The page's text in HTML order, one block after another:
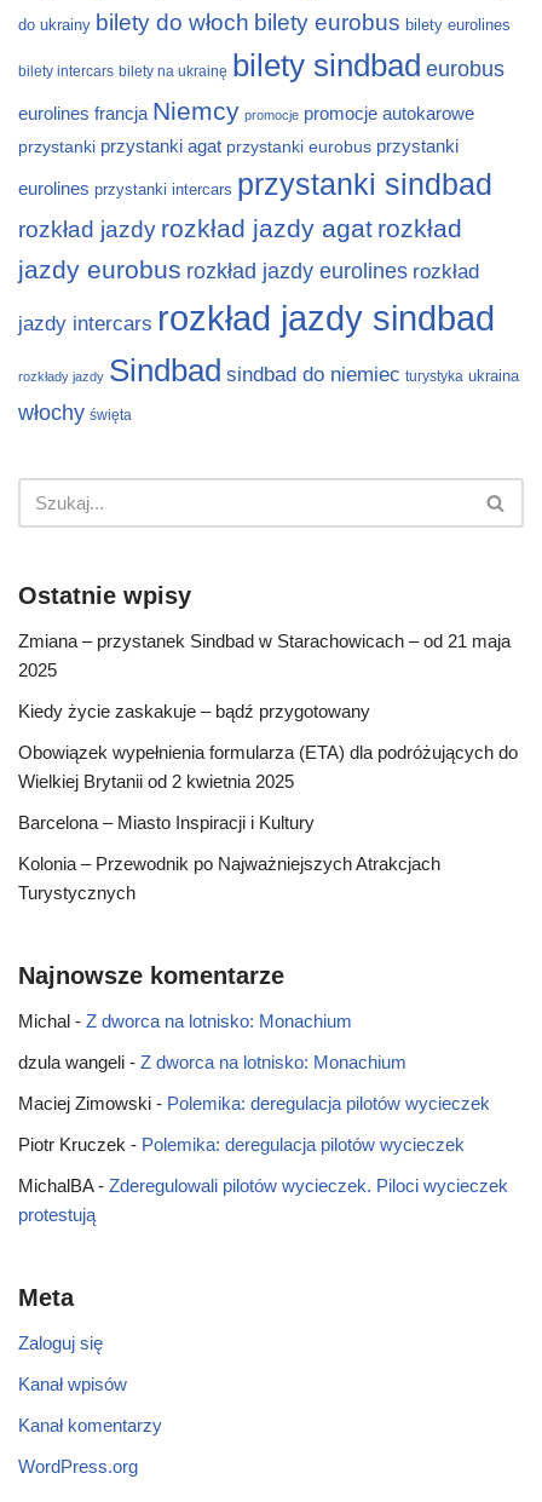
do ukrainy bilety do włoch bilety eurobus bilety eurolines
bilety intercars bilety na ukrainę bilety sindbad eurobus
eurolines francja Niemcy promocje promocje autokarowe
przystanki przystanki agat przystanki eurobus przystanki
eurolines przystanki intercars przystanki sindbad
rozkład jazdy rozkład jazdy agat rozkład
jazdy eurobus rozkład jazdy eurolines rozkład
jazdy intercars rozkład jazdy sindbad
rozkłady jazdy Sindbad sindbad do niemiec turystyka ukraina
włochy święta
Ostatnie wpisy
Zmiana – przystanek Sindbad w Starachowicach – od 21 maja
2025
Kiedy życie zaskakuje – bądź przygotowany
Obowiązek wypełnienia formularza (ETA) dla podróżujących do
Wielkiej Brytanii od 2 kwietnia 2025
Barcelona – Miasto Inspiracji i Kultury
Kolonia – Przewodnik po Najważniejszych Atrakcjach
Turystycznych
Najnowsze komentarze
Michal - Z dworca na lotnisko: Monachium
dzula wangeli - Z dworca na lotnisko: Monachium
Maciej Zimowski - Polemika: deregulacja pilotów wycieczek
Piotr Kruczek - Polemika: deregulacja pilotów wycieczek
MichalBA- Zderegulowali pilotów wycieczek. Piloci wycieczek
protestują
Meta
Zaloguj się
Kanał wpisów
Kanał komentarzy
WordPress.org